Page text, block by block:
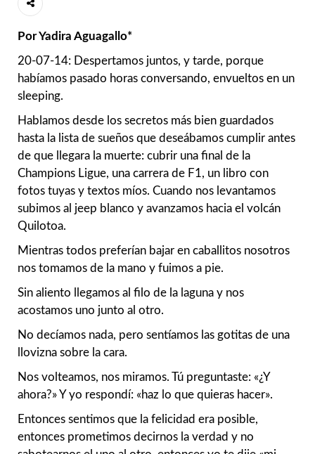
Por Yadira Aguagallo*
20-07-14: Despertamos juntos, y tarde, porque
habíamos pasado horas conversando, envueltos en un
sleeping.
Hablamos desde los secretos más bien guardados
hasta la lista de sueños que deseábamos cumplir antes
de que llegara la muerte: cubrir una final de la
Champions Ligue, una carrera de F1, un libro con
fotos tuyas y textos míos. Cuando nos levantamos
subimos al jeep blanco y avanzamos hacia el volcán
Quilotoa.
Mientras todos preferían bajar en caballitos nosotros
nos tomamos de la mano y fuimos a pie.
Sin aliento llegamos al filo de la laguna y nos
acostamos uno junto al otro.
No decíamos nada, pero sentíamos las gotitas de una
llovizna sobre la cara.
Nos volteamos, nos miramos. Tú preguntaste: «¿Y
ahora?» Y yo respondí: «haz lo que quieras hacer».
Entonces sentimos que la felicidad era posible,
entonces prometimos decirnos la verdad y no